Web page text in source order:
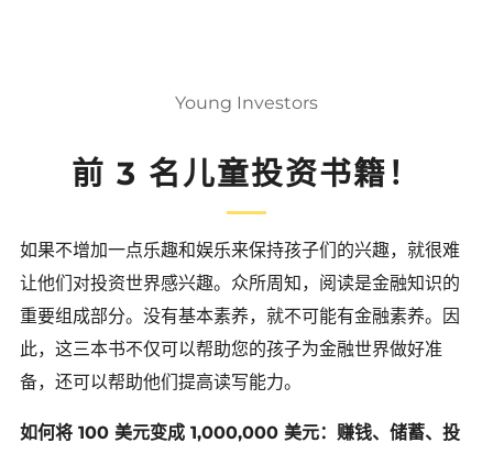
Young Investors
前 3 名儿童投资书籍！
如果不增加一点乐趣和娱乐来保持孩子们的兴趣，就很难
让他们对投资世界感兴趣。众所周知，阅读是金融知识的
重要组成部分。没有基本素养，就不可能有金融素养。因
此，这三本书不仅可以帮助您的孩子为金融世界做好准
备，还可以帮助他们提高读写能力。
如何将 100 美元变成 1,000,000 美元：赚钱、储蓄、投